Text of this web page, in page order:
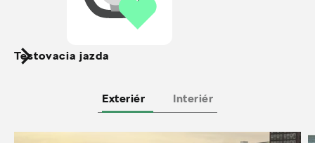
Testovacia jazda
Exteriér Interiér